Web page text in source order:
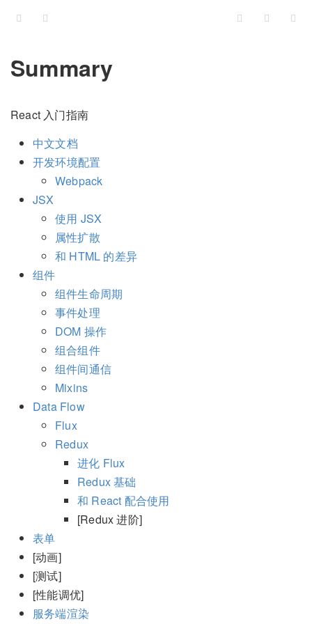
Summary
React 入门指南
中文文档
开发环境配置
Webpack
JSX
使用 JSX
属性扩散
和 HTML 的差异
组件
组件生命周期
事件处理
DOM 操作
组合组件
组件间通信
Mixins
Data Flow
Flux
Redux
进化 Flux
Redux 基础
和 React 配合使用
[Redux 进阶]
表单
[动画]
[测试]
[性能调优]
服务端渲染